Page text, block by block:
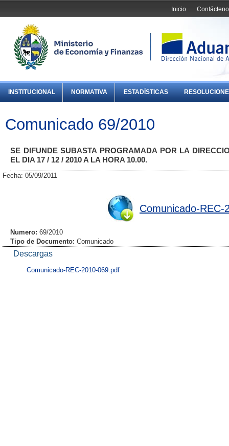
Inicio
INSTITUCIONAL NORMATIVA ESTADÍSTICAS
Comunicado 69/2010
SE DIFUNDE SUBASTA PROGRAMADA POR LA
EL DIA 17 / 12 / 2010 A LA HORA 10.00.
Fecha: 05/09/2011
Comunicado-REC-
Numero: 69/2010
Tipo de Documento: Comunicado
Descargas
Comunicado-REC-2010-069.pdf